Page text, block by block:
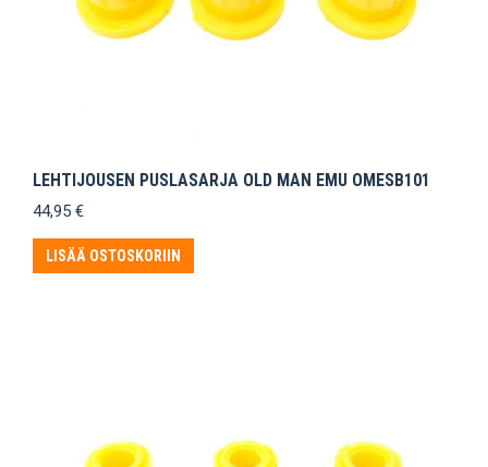
LEHTIJOUSEN PUSLASARJA OLD MAN EMU OMESB101
44,95 €
LISÄÄ OSTOSKORIIN